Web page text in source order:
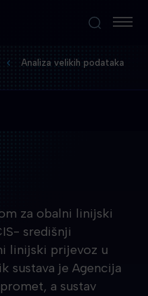
Analiza velikih podataka
za obalni linijski
središnji
linijski prijevoz u
sustava je Agencija
a sustav